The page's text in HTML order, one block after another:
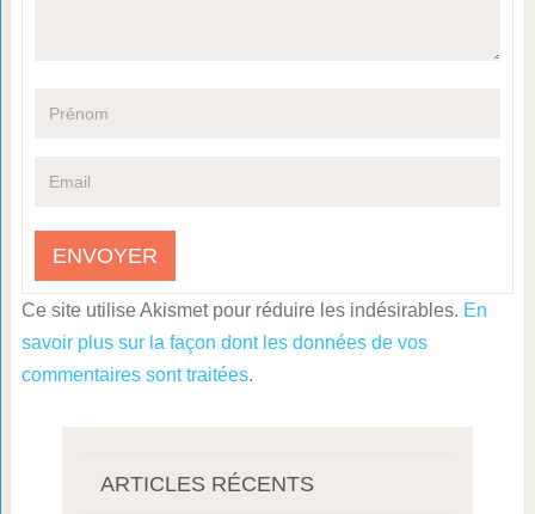
Ce site utilise Akismet pour réduire les indésirables. En
savoir plus sur la façon dont les données de vos
commentaires sont traitées.
ARTICLES RÉCENTS